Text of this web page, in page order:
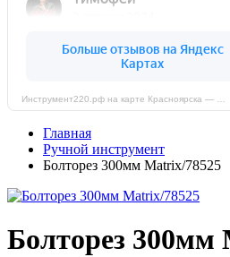
Главная
Ручной инструмент
Болторез 300мм Matrix/78525
Болторез 300мм